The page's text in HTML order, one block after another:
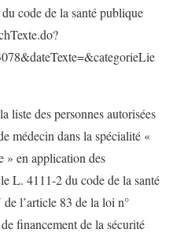
code de la santé publique
des personnes autorisées
médecin dans la spécialité «
» en application des
L. 4111-2 du code de la santé
l’article 83 de la loi n°
financement de la sécurité